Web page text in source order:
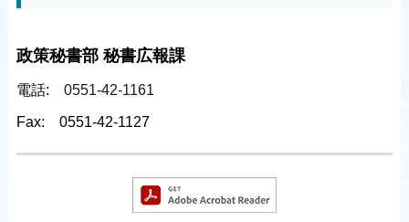
政策秘書部 秘書広報課
電話: 0551-42-1161
Fax: 0551-42-1127